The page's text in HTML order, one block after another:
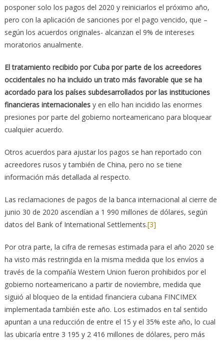
posponer solo los pagos del 2020 y reiniciarlos el próximo año,
pero con la aplicación de sanciones por el pago vencido, que –
según los acuerdos originales- alcanzan el 9% de intereses
moratorios anualmente.
El tratamiento recibido por Cuba por parte de los acreedores
occidentales no ha incluido un trato más favorable que se ha
acordado para los países subdesarrollados por las instituciones
financieras internacionalesy en ello han incidido las enormes
presiones por parte del gobierno norteamericano para bloquear
cualquier acuerdo.
Otros acuerdos para ajustar los pagos se han reportado con
acreedores rusos y también de China, pero no se tiene
información más detallada al respecto.
Las reclamaciones de pagos de la banca internacional al cierre de
junio 30 de 2020 ascendían a 1 990 millones de dólares, según
datos del Bank of International Settlements.[3]
Por otra parte, la cifra de remesas estimada para el año 2020 se
ha visto más restringida en la misma medida que los envíos a
través de la compañía Western Union fueron prohibidos por el
gobierno norteamericano a partir de noviembre, medida que
siguió al bloqueo de la entidad financiera cubana FINCIMEX
implementada también este año. Los estimados en tal sentido
apuntan a una reducción de entre el 15 y el 35% este año, lo cual
las ubicaría entre 3 195 y 2 416 millones de dólares, pero más